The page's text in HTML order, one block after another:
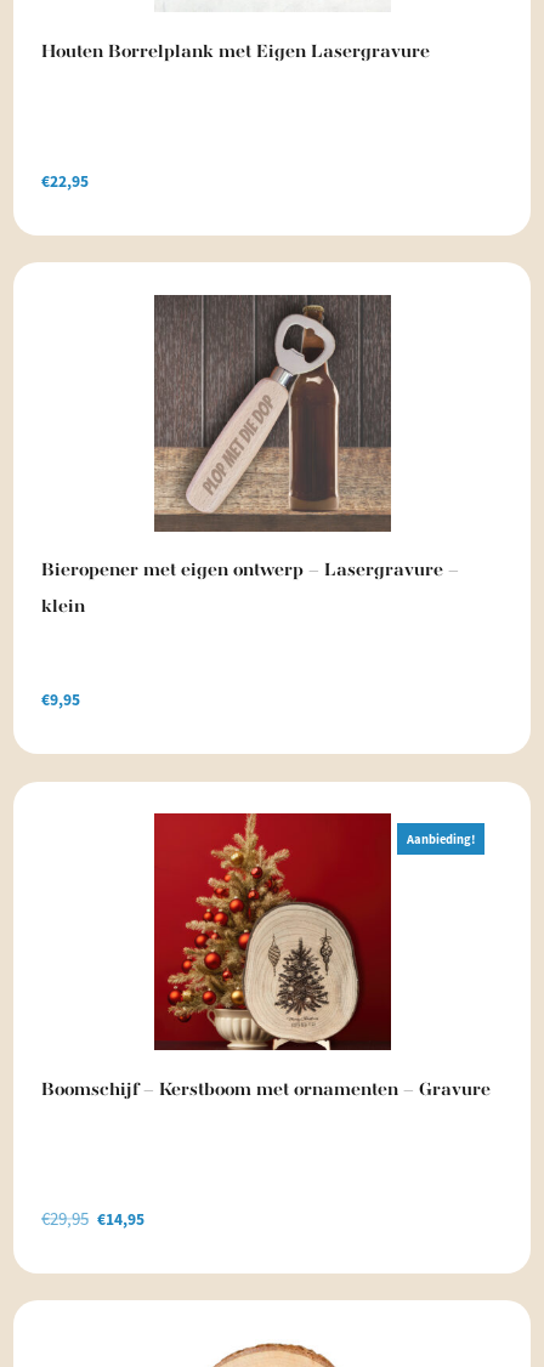
Houten Borrelplank met Eigen Lasergravure
€22,95
Bieropener met eigen ontwerp – Lasergravure –
klein
€9,95
Aanbieding!
Boomschijf – Kerstboom met ornamenten – Gravure
€29,95 Oorspronkelijke
€14,95Huidige